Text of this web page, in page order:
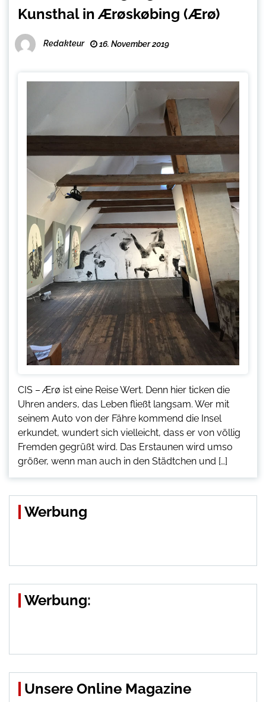
Kunsthal in Ærøskøbing (Ærø)
Redakteur 16. November 2019
CIS – Ærø ist eine Reise Wert. Denn hier ticken die
Uhren anders, das Leben fließt langsam. Wer mit
seinem Auto von der Fähre kommend die Insel
erkundet, wundert sich vielleicht, dass er von völlig
Fremden gegrüßt wird. Das Erstaunen wird umso
größer, wenn man auch in den Städtchen und […]
Werbung
Werbung:
Unsere Online Magazine